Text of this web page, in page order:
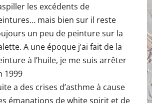
les excédents de
mais bien sur il reste
un peu de peinture sur la
A une époque j’ai fait de la
à l’huile, je me suis arrêter
1999
a des crises d’asthme à cause
émanations de white spirit et de